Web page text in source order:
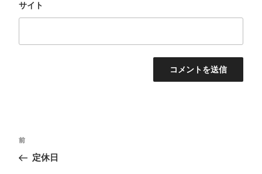
サイト
投
過
去
前
定休日